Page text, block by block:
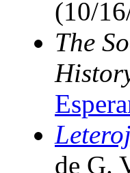
(10/
The
de G.